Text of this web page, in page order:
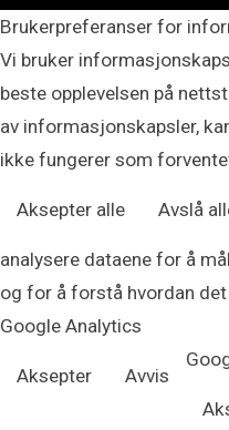
Brukerpreferanser for
Vi bruker
beste opplevelsen på
av informasjonskapsler,
ikke fungerer som
Aksepter alle Avslå
analysere dataene for å
og for å forstå hvordan
Google Analytics
Aksepter Avvis